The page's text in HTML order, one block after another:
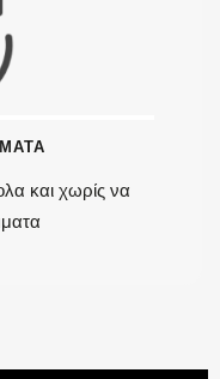
και χωρίς να